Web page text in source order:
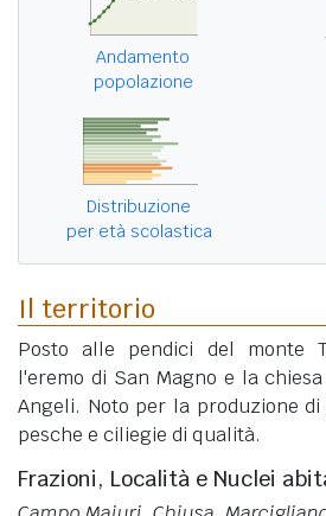
Andamento
popolazione
Distribuzione
per età scolastica
Il territorio
Posto alle pendici del monte
l'eremo di San Magno e la
Angeli. Noto per la produzione
pesche e ciliegie di qualità.
Frazioni, Località e Nuclei